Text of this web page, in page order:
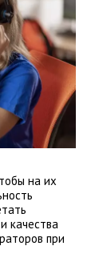
на их
качества
при